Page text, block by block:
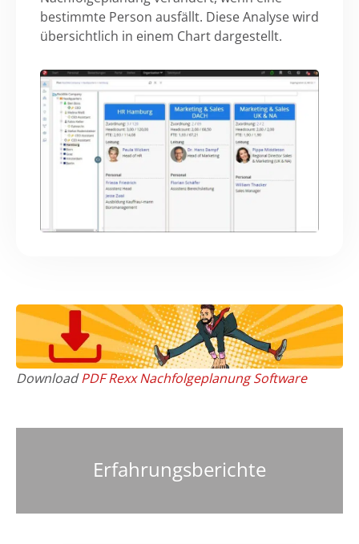
bestimmte Person ausfällt. Diese Analyse wird
übersichtlich in einem Chart dargestellt.
DownloadPDF Rexx Nachfolgeplanung Software
Erfahrungsberichte